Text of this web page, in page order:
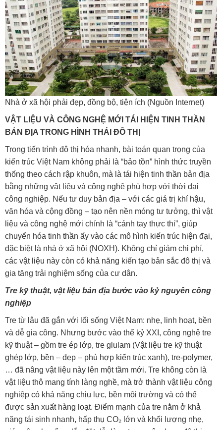
Nhà ở xã hội phải đẹp, đồng bộ, tiện ích (Nguồn Internet)
VẬT LIỆU VÀ CÔNG NGHỆ MỚI TÁI HIỆN TINH THẦN
BẢN ĐỊA TRONG HÌNH THÁI ĐÔ THỊ
Trong tiến trình đô thị hóa nhanh, bài toán quan trọng của
kiến trúc Việt Nam không phải là “bảo tồn” hình thức truyền
thống theo cách rập khuôn, mà là tái hiện tinh thần bản địa
bằng những vật liệu và công nghệ phù hợp với thời đại
công nghiệp. Nếu tư duy bản địa – với các giá trị khí hậu,
văn hóa và cộng đồng – tạo nên nền móng tư tưởng, thì vật
liệu và công nghệ mới chính là “cánh tay thực thi”, giúp
chuyển hóa tinh thần ấy vào các mô hình kiến trúc hiện đại,
đặc biệt là nhà ở xã hội (NOXH). Không chỉ giảm chi phí,
các vật liệu này còn có khả năng kiến tạo bản sắc đô thị và
gia tăng trải nghiệm sống của cư dân.
Tre kỹ thuật, vật liệu bản địa bước vào kỷ nguyên công
nghiệp
Tre từ lâu đã gắn với lối sống Việt Nam: nhẹ, linh hoạt, bền
và dễ gia công. Nhưng bước vào thế kỷ XXI, công nghệ tre
kỹ thuật – gồm tre ép lớp, tre glulam (Vật liệu tre kỹ thuật
ghép lớp, bền – đẹp – phù hợp kiến trúc xanh), tre-polymer,
… đã nâng vật liệu này lên một tầm mới. Tre không còn là
vật liệu thô mang tính làng nghề, mà trở thành vật liệu công
nghiệp có khả năng chịu lực, bền môi trường và có thể
được sản xuất hàng loạt. Điểm mạnh của tre nằm ở khả
năng tái sinh nhanh, hấp thụ CO₂ lớn và khối lượng nhẹ,